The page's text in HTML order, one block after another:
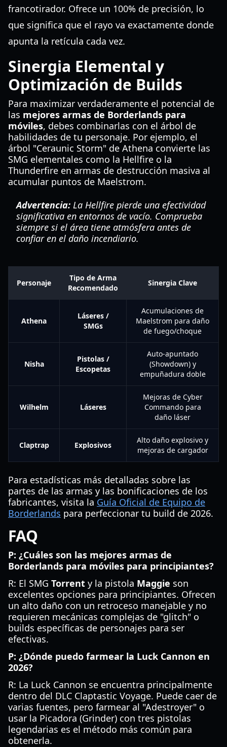
francotirador. Ofrece un 100% de precisión, lo
que significa que el rayo va exactamente donde
apunta la retícula cada vez.
Sinergia Elemental y
Optimización de Builds
Para maximizar verdaderamente el potencial de
las mejores armas de Borderlands para
móviles, debes combinarlas con el árbol de
habilidades de tu personaje. Por ejemplo, el
árbol "Ceraunic Storm" de Athena convierte las
SMG elementales como la Hellfire o la
Thunderfire en armas de destrucción masiva al
acumular puntos de Maelstrom.
Advertencia: La Hellfire pierde una efectividad
significativa en entornos de vacío. Comprueba
siempre si el área tiene atmósfera antes de
confiar en el daño incendiario.
Personaje
Tipo de Arma
Recomendado
Sinergia Clave
Athena
Láseres /
SMGs
Acumulaciones de
Maelstrom para daño
de fuego/choque
Nisha
Pistolas /
Escopetas
Auto-apuntado
(Showdown) y
empuñadura doble
Wilhelm Láseres
Mejoras de Cyber
Commando para
daño láser
Claptrap Explosivos
Alto daño explosivo y
mejoras de cargador
Para estadísticas más detalladas sobre las
partes de las armas y las bonificaciones de los
fabricantes, visita la Guía Oficial de Equipo de
Borderlands para perfeccionar tu build de 2026.
FAQ
P: ¿Cuáles son las mejores armas de
Borderlands para móviles para principiantes?
R: El SMG Torrent y la pistola Maggie son
excelentes opciones para principiantes. Ofrecen
un alto daño con un retroceso manejable y no
requieren mecánicas complejas de "glitch" o
builds específicas de personajes para ser
efectivas.
P: ¿Dónde puedo farmear la Luck Cannon en
2026?
R: La Luck Cannon se encuentra principalmente
dentro del DLC Claptastic Voyage. Puede caer de
varias fuentes, pero farmear al "Adestroyer" o
usar la Picadora (Grinder) con tres pistolas
legendarias es el método más común para
obtenerla.